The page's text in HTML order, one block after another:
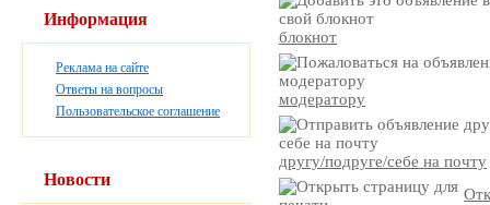
блокнот
модератору
другу/подруге/себе на почту
Информация
Реклама на сайте
Ответы на вопросы
Пользовательское соглашение
Новости